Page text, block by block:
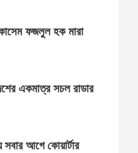
ফজলুল হক মারা
একমাত্র সচল রাডার
সবার আগে কোয়ার্টার